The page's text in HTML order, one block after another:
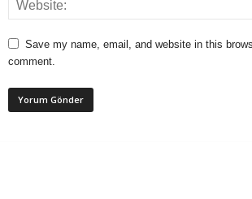
Save my name, email, and website in this
comment.